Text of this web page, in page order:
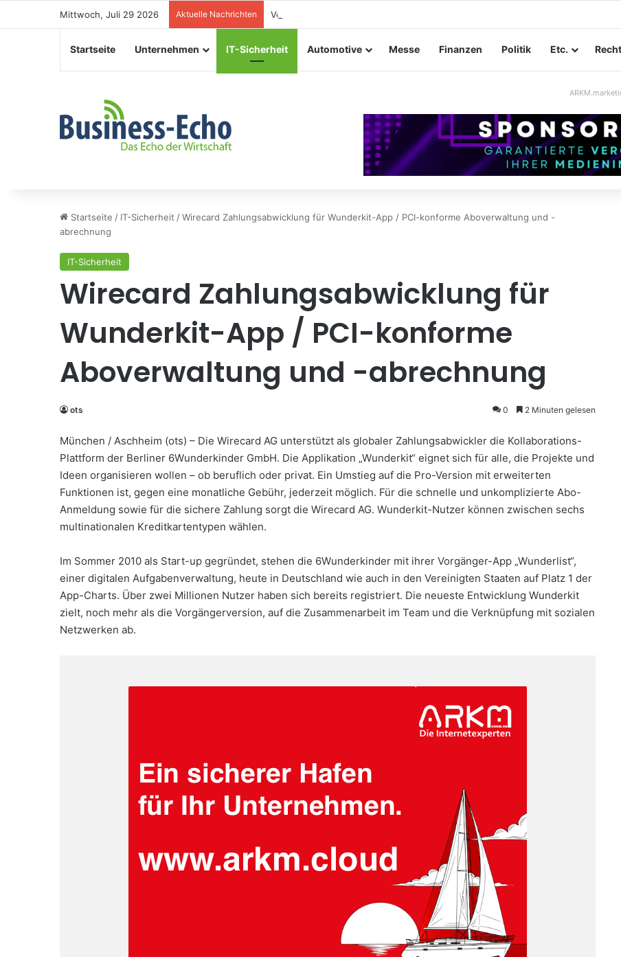
Mittwoch, Juli 29 2026 Aktuelle Nachrichten Veranstaltungssicherheit im Mittelstand: Absperrkonzepte für temporäre
Startseite Unternehmen IT-Sicherheit Automotive Messe Finanzen Politik Etc.
Startseite / IT-Sicherheit /Wirecard Zahlungsabwicklung für Wunderkit-App / PCI-konforme Aboverwaltung und -
abrechnung
IT-Sicherheit
Wirecard Zahlungsabwicklung für
Wunderkit-App / PCI-konforme
Aboverwaltung und -abrechnung
ots 0 2 Minuten gelesen
München / Aschheim (ots) – Die Wirecard AG unterstützt als globaler Zahlungsabwickler die Kollaborations-
Plattform der Berliner 6Wunderkinder GmbH. Die Applikation „Wunderkit“ eignet sich für alle, die Projekte und
Ideen organisieren wollen – ob beruflich oder privat. Ein Umstieg auf die Pro-Version mit erweiterten
Funktionen ist, gegen eine monatliche Gebühr, jederzeit möglich. Für die schnelle und unkomplizierte Abo-
Anmeldung sowie für die sichere Zahlung sorgt die Wirecard AG. Wunderkit-Nutzer können zwischen sechs
multinationalen Kreditkartentypen wählen.
Im Sommer 2010 als Start-up gegründet, stehen die 6Wunderkinder mit ihrer Vorgänger-App „Wunderlist“,
einer digitalen Aufgabenverwaltung, heute in Deutschland wie auch in den Vereinigten Staaten auf Platz 1 der
App-Charts. Über zwei Millionen Nutzer haben sich bereits registriert. Die neueste Entwicklung Wunderkit
zielt, noch mehr als die Vorgängerversion, auf die Zusammenarbeit im Team und die Verknüpfung mit sozialen
Netzwerken ab.